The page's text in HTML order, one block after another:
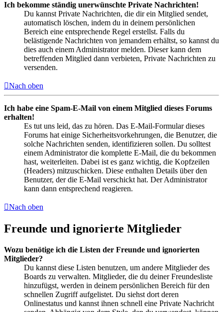
Ich bekomme ständig unerwünschte Private Nachrichten!
Du kannst Private Nachrichten, die dir ein Mitglied sendet,
automatisch löschen, indem du in deinem persönlichen
Bereich eine entsprechende Regel erstellst. Falls du
belästigende Nachrichten von jemandem erhältst, so kannst du
dies auch einem Administrator melden. Dieser kann dem
betreffenden Mitglied dann verbieten, Private Nachrichten zu
versenden.
Nach oben
Ich habe eine Spam-E-Mail von einem Mitglied dieses Forums
erhalten!
Es tut uns leid, das zu hören. Das E-Mail-Formular dieses
Forums hat einige Sicherheitsvorkehrungen, die Benutzer, die
solche Nachrichten senden, identifizieren sollen. Du solltest
einem Administrator die komplette E-Mail, die du bekommen
hast, weiterleiten. Dabei ist es ganz wichtig, die Kopfzeilen
(Headers) mitzuschicken. Diese enthalten Details über den
Benutzer, der die E-Mail verschickt hat. Der Administrator
kann dann entsprechend reagieren.
Nach oben
Freunde und ignorierte Mitglieder
Wozu benötige ich die Listen der Freunde und ignorierten
Mitglieder?
Du kannst diese Listen benutzen, um andere Mitglieder des
Boards zu verwalten. Mitglieder, die du deiner Freundesliste
hinzufügst, werden in deinem persönlichen Bereich für den
schnellen Zugriff aufgelistet. Du siehst dort deren
Onlinestatus und kannst ihnen schnell eine Private Nachricht